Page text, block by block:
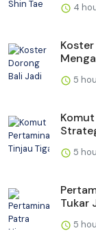
4
5
5
Tukar
5